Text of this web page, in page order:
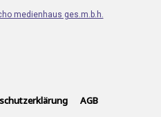
medienhaus ges.m.b.h.
AGB